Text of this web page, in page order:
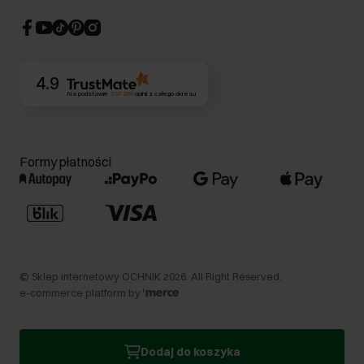
Dodaj do koszyka
CSR
4.9
Na podstawie 357 269opinii z całego okresu
Formy płatności
© Sklep internetowy OCHNIK 2026 . All Right Reserved.
e-commerce platform by